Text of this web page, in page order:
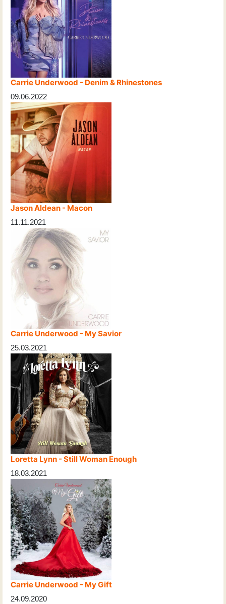
Carrie Underwood - Denim & Rhinestones
09.06.2022
Jason Aldean - Macon
11.11.2021
Carrie Underwood - My Savior
25.03.2021
Loretta Lynn - Still Woman Enough
18.03.2021
Carrie Underwood - My Gift
24.09.2020